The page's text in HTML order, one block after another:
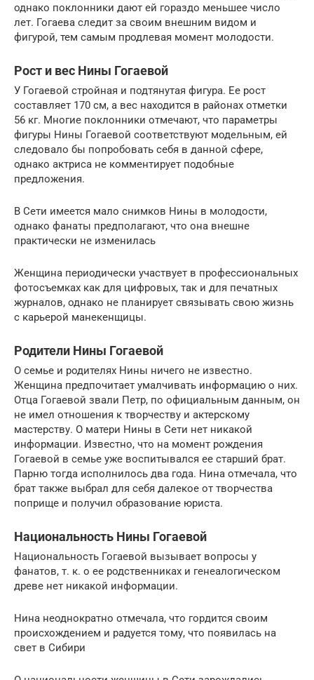
однако поклонники дают ей гораздо меньшее число
лет. Гогаева следит за своим внешним видом и
фигурой, тем самым продлевая момент молодости.
Рост и вес Нины Гогаевой
У Гогаевой стройная и подтянутая фигура. Ее рост
составляет 170 см, а вес находится в районах отметки
56 кг. Многие поклонники отмечают, что параметры
фигуры Нины Гогаевой соответствуют модельным, ей
следовало бы попробовать себя в данной сфере,
однако актриса не комментирует подобные
предложения.
В Сети имеется мало снимков Нины в молодости,
однако фанаты предполагают, что она внешне
практически не изменилась
Женщина периодически участвует в профессиональных
фотосъемках как для цифровых, так и для печатных
журналов, однако не планирует связывать свою жизнь
с карьерой манекенщицы.
Родители Нины Гогаевой
О семье и родителях Нины ничего не известно.
Женщина предпочитает умалчивать информацию о них.
Отца Гогаевой звали Петр, по официальным данным, он
не имел отношения к творчеству и актерскому
мастерству. О матери Нины в Сети нет никакой
информации. Известно, что на момент рождения
Гогаевой в семье уже воспитывался ее старший брат.
Парню тогда исполнилось два года. Нина отмечала, что
брат также выбрал для себя далекое от творчества
поприще и получил образование юриста.
Национальность Нины Гогаевой
Национальность Гогаевой вызывает вопросы у
фанатов, т. к. о ее родственниках и генеалогическом
древе нет никакой информации.
Нина неоднократно отмечала, что гордится своим
происхождением и радуется тому, что появилась на
свет в Сибири